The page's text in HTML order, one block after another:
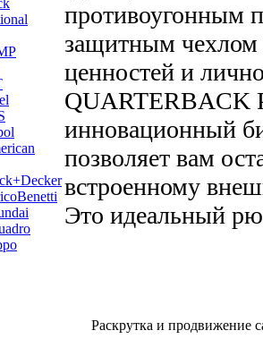
противоугонным
защитным
ценностей и
QUARTERBACK
инновационный
позволяет вам
встроенному
Это идеальный
Раскрутка и продвижение